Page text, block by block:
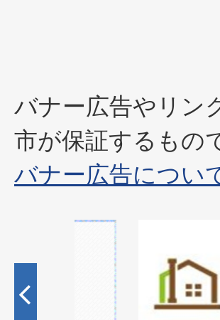
バナー広告やリン
市が保証するもの
バナー広告につい
枚
目